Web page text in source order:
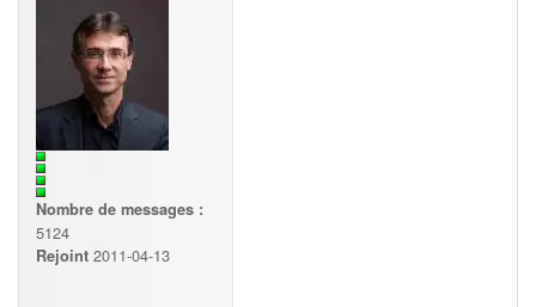
Nombre de messages :
5124
Rejoint 2011-04-13